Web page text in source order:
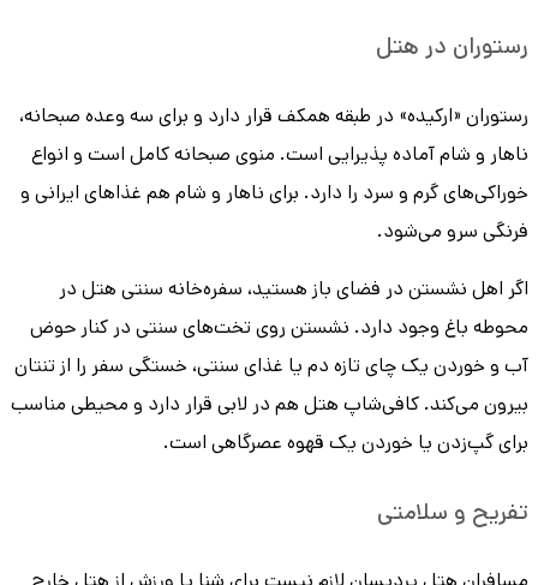
رستوران در هتل
رستوران «ارکیده» در طبقه همکف قرار دارد و برای سه وعده صبحانه،
ناهار و شام آماده پذیرایی است. منوی صبحانه کامل است و انواع
خوراکی‌های گرم و سرد را دارد. برای ناهار و شام هم غذاهای ایرانی و
فرنگی سرو می‌شود.
اگر اهل نشستن در فضای باز هستید، سفره‌خانه سنتی هتل در
محوطه باغ وجود دارد. نشستن روی تخت‌های سنتی در کنار حوض
آب و خوردن یک چای تازه دم یا غذای سنتی، خستگی سفر را از تنتان
بیرون می‌کند. کافی‌شاپ هتل هم در لابی قرار دارد و محیطی مناسب
برای گپ‌زدن یا خوردن یک قهوه عصرگاهی است.
تفریح و سلامتی